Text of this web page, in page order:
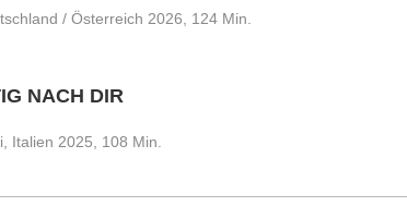
/ Österreich 2026, 124 Min.
NACH DIR
Italien 2025, 108 Min.